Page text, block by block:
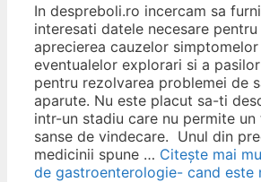
In despreboli.ro incercam sa
interesati datele necesare
aprecierea cauzelor simptomelor
eventualelor explorari si a
pentru rezolvarea problemei de
aparute. Nu este placut sa-ti
intr-un stadiu care nu permite
sanse de vindecare. Unul din
medicinii spune … Citește mai
de gastroenterologie- cand este